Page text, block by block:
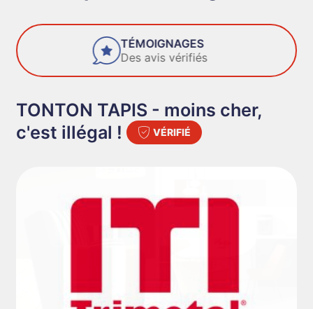
FIABILITÉ
Des entreprises de confiance
TONTON TAPIS - moins cher,
c'est illégal !
VÉRIFIÉ